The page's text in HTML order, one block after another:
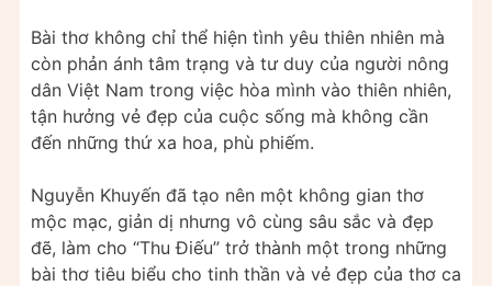
Bài thơ không chỉ thể hiện tình yêu thiên nhiên mà
còn phản ánh tâm trạng và tư duy của người nông
dân Việt Nam trong việc hòa mình vào thiên nhiên,
tận hưởng vẻ đẹp của cuộc sống mà không cần
đến những thứ xa hoa, phù phiếm.
Nguyễn Khuyến đã tạo nên một không gian thơ
mộc mạc, giản dị nhưng vô cùng sâu sắc và đẹp
đẽ, làm cho “Thu Điếu” trở thành một trong những
bài thơ tiêu biểu cho tinh thần và vẻ đẹp của thơ ca